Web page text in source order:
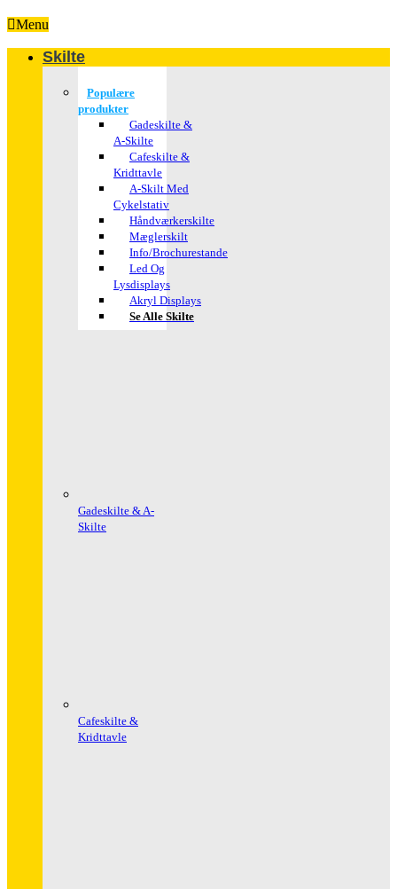
Menu
Skilte
Populære
produkter
Gadeskilte &
A-Skilte
Cafeskilte &
Kridttavle
A-Skilt Med
Cykelstativ
Håndværkerskilte
Mæglerskilt
Info/brochurestande
Led Og
Lysdisplays
Akryl Displays
Se Alle Skilte
Gadeskilte & A-
Skilte
Cafeskilte &
Kridttavle